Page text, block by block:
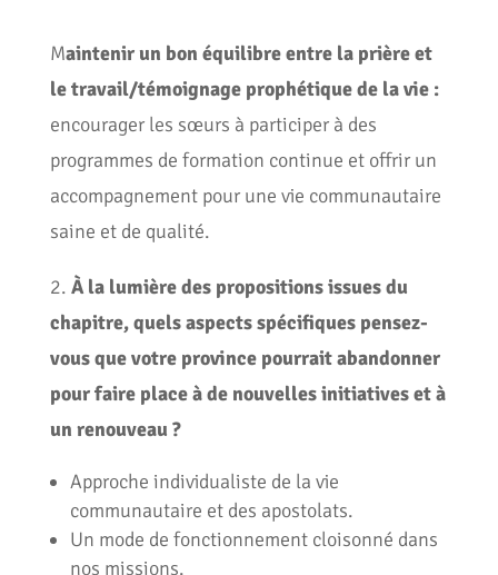
Maintenir un bon équilibre entre la prière et
le travail/témoignage prophétique de la vie :
encourager les sœurs à participer à des
programmes de formation continue et offrir un
accompagnement pour une vie communautaire
saine et de qualité.
2. À la lumière des propositions issues du
chapitre, quels aspects spécifiques pensez-
vous que votre province pourrait abandonner
pour faire place à de nouvelles initiatives et à
un renouveau ?
Approche individualiste de la vie
communautaire et des apostolats.
Un mode de fonctionnement cloisonné dans
nos missions.